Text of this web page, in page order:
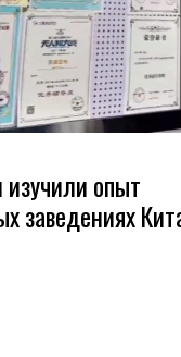
изучили опыт
заведениях